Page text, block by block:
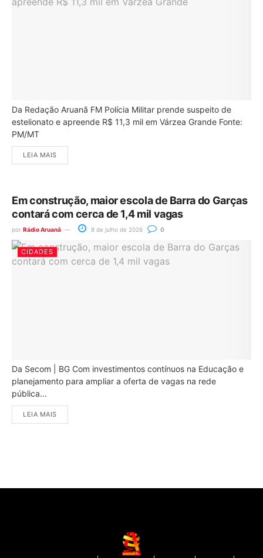
Da Redação Aruanã FM Polícia Militar prende suspeito de
estelionato e apreende R$ 11,3 mil em Várzea Grande Fonte:
PM/MT
LEIA MAIS
Em construção, maior escola de Barra do Garças
contará com cerca de 1,4 mil vagas
por Rádio Aruanã 8 de julho de 2026 0
CIDADES
Da Secom | BG Com investimentos contínuos na Educação e
planejamento para ampliar a oferta de vagas na rede
pública...
LEIA MAIS